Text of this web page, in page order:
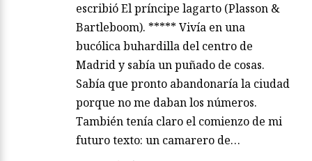
escribió El príncipe lagarto (Plasson &
Bartleboom). ***** Vivía en una
bucólica buhardilla del centro de
Madrid y sabía un puñado de cosas.
Sabía que pronto abandonaría la ciudad
porque no me daban los números.
También tenía claro el comienzo de mi
futuro texto: un camarero de…